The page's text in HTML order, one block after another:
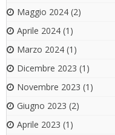
Maggio 2024 (2)
Aprile 2024 (1)
Marzo 2024 (1)
Dicembre 2023 (1)
Novembre 2023 (1)
Giugno 2023 (2)
Aprile 2023 (1)